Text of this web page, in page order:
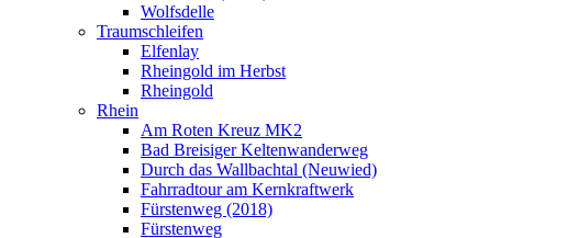
Wolfsdelle
Traumschleifen
Elfenlay
Rheingold im Herbst
Rheingold
Rhein
Am Roten Kreuz MK2
Bad Breisiger Keltenwanderweg
Durch das Wallbachtal (Neuwied)
Fahrradtour am Kernkraftwerk
Fürstenweg (2018)
Fürstenweg